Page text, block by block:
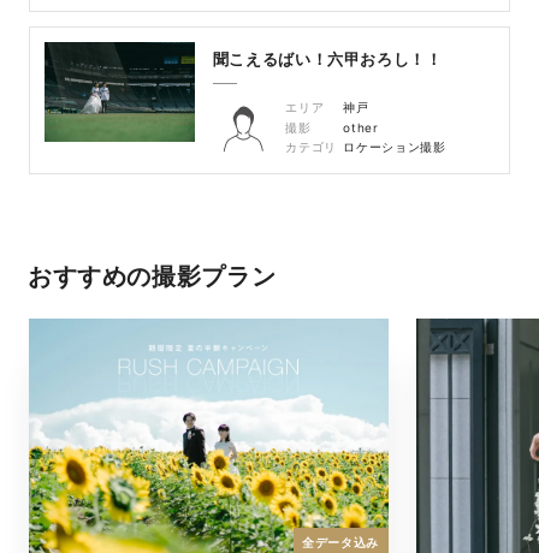
聞こえるばい！六甲おろし！！
エリア
神戸
撮影
other
カテゴリ
ロケーション撮影
おすすめの撮影プラン
全データ込み